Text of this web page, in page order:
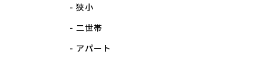
狭小
二世帯
アパート